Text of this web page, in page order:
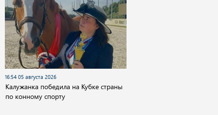
16:54 05 августа 2026
Калужанка победила на Кубке страны
по конному спорту